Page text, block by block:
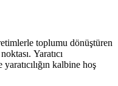
toplumu dönüştüren
Yaratıcı
kalbine hoş